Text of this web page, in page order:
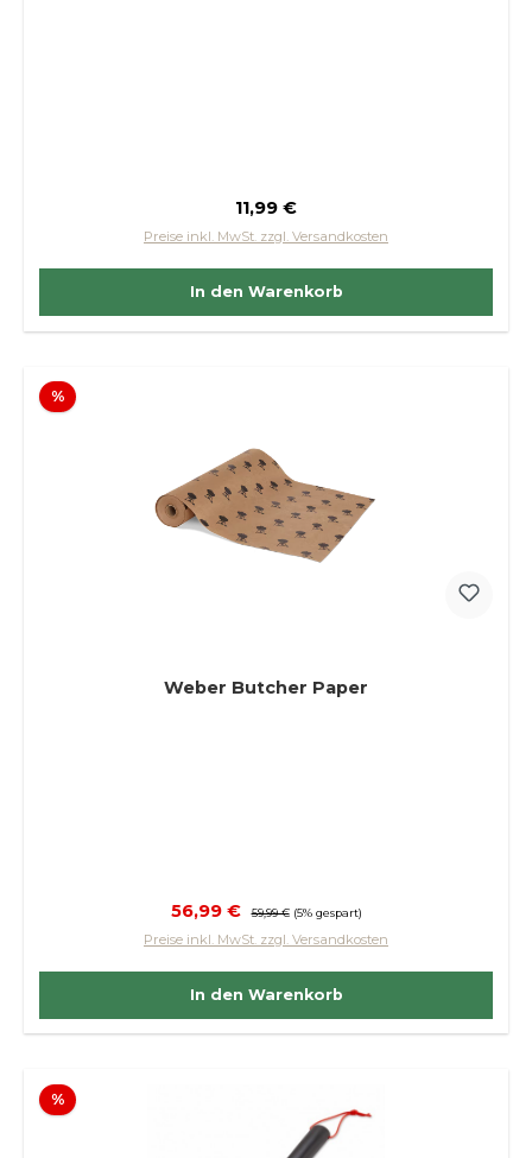
Regulärer Preis:
11,99 €
Preise inkl. MwSt. zzgl. Versandkosten
In den Warenkorb
%Rabatt
Weber Butcher Paper
Verkaufspreis:
56,99 € Regulärer Preis:
59,99 € (5% gespart)
Preise inkl. MwSt. zzgl. Versandkosten
In den Warenkorb
%Rabatt